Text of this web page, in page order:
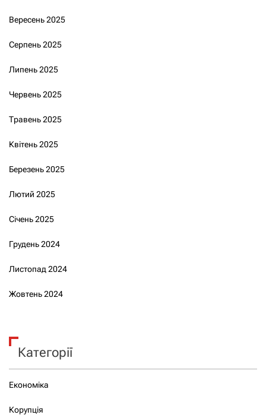
Вересень 2025
Серпень 2025
Липень 2025
Червень 2025
Травень 2025
Квітень 2025
Березень 2025
Лютий 2025
Січень 2025
Грудень 2024
Листопад 2024
Жовтень 2024
Категорії
Економіка
Корупція